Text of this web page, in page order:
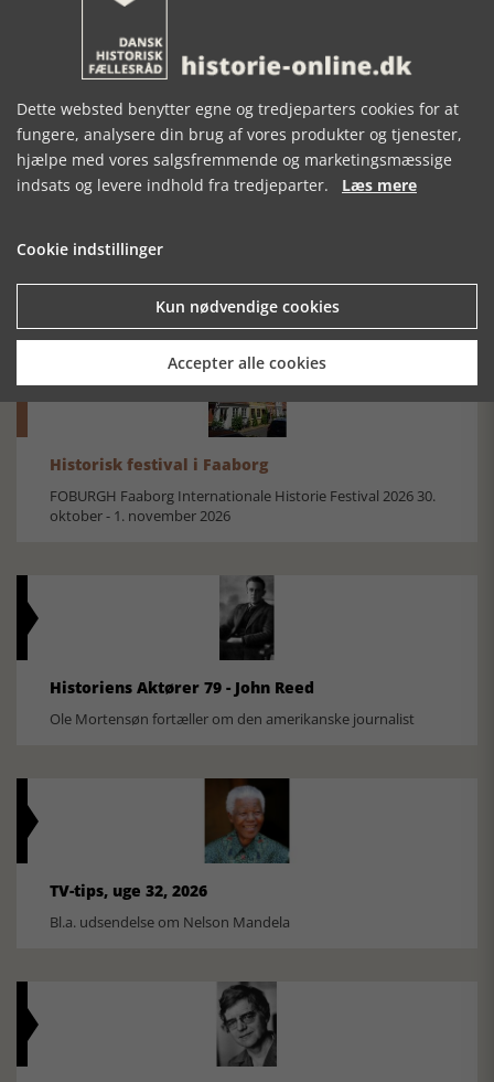
Den største samling af moselig i verden på Museum
Historisk festival i Faaborg
FOBURGH Faaborg Internationale Historie Festival 2026 30.
oktober - 1. november 2026
Historiens Aktører 79 - John Reed
Ole Mortensøn fortæller om den amerikanske journalist
TV-tips, uge 32, 2026
Bl.a. udsendelse om Nelson Mandela
Dette websted benytter egne og tredjeparters cookies for at
fungere, analysere din brug af vores produkter og tjenester,
hjælpe med vores salgsfremmende og marketingsmæssige
indsats og levere indhold fra tredjeparter. Læs mere
Cookie indstillinger
Kun nødvendige cookies
Accepter alle cookies